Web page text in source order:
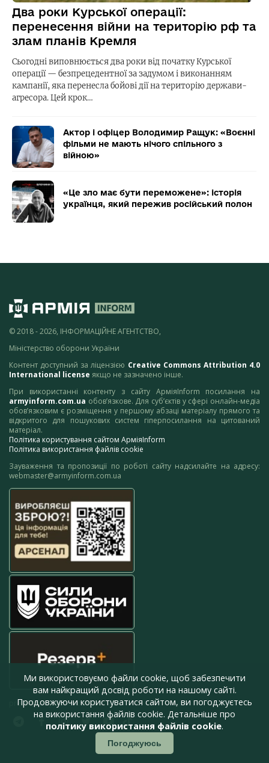
Два роки Курської операції:
перенесення війни на територію рф та
злам планів Кремля
Сьогодні виповнюється два роки від початку Курської
операції — безпрецедентної за задумом і виконанням
кампанії, яка перенесла бойові дії на територію держави-
агресора. Цей крок…
Актор і офіцер Володимир Ращук: «Воєнні
фільми не мають нічого спільного з
війною»
«Це зло має бути переможене»: історія
українця, який пережив російський полон
© 2018 - 2026, ІНФОРМАЦІЙНЕ АГЕНТСТВО,
Міністерство оборони України
Контент доступний за ліцензією Creative Commons Attribution 4.0
International license якщо не зазначено інше.
При використанні контенту з сайту АрміяInform посилання на
armyinform.com.ua обов’язкове. Для суб’єктів у сфері онлайн-медіа
обов’язковим є розміщення у першому абзаці матеріалу прямого та
відкритого для пошукових систем гіперпосилання на цитований
матеріал.
Політика користування сайтом АрміяInform
Політика використання файлів cookie
Зауваження та пропозиції по роботі сайту надсилайте на адресу:
webmaster@armyinform.com.ua
press@armyinform.com.ua
Ми використовуємо файли cookie, щоб забезпечити
вам найкращий досвід роботи на нашому сайті.
Продовжуючи користуватися сайтом, ви погоджуєтесь
на використання файлів cookie. Детальніше про
політику використання файлів cookie.
Погоджуюсь